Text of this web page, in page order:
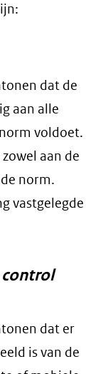
dat de
aan alle
voldoet.
aan de
norm.
vastgelegde
control
dat er
is van de